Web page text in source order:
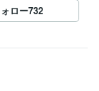
ロー732